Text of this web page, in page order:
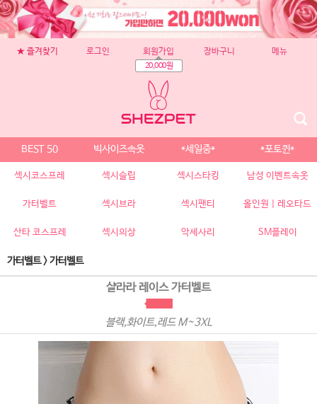
★ 즐겨찾기 로그인 회원가입
20,000원
장바구니 메뉴
BEST 50 빅사이즈속옷 *세일중* *포토퀸*
섹시코스프레 섹시슬립 섹시스타킹 남성 이벤트속옷
가터벨트 섹시브라 섹시팬티 올인원 | 레오타드
산타 코스프레 섹시의상 악세사리 SM플레이
가터벨트>가터벨트
샬라라 레이스 가터벨트
블랙,화이트,레드 M~3XL